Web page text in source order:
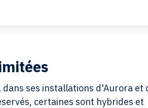
ses installations d'Aurora et
certaines sont hybrides et